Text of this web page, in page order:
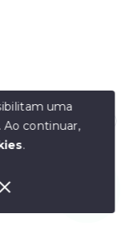
para te ajudar.
- Todos os
uma
Ao continuar,
.